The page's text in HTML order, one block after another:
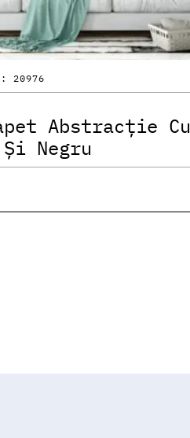
20976
Abstracție Cu
Negru